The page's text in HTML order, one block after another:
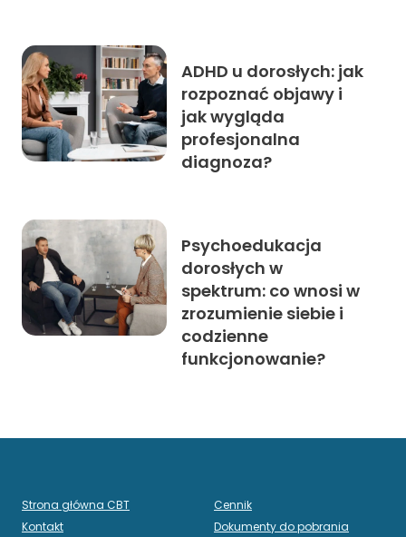
ADHD u dorosłych: jak
rozpoznać objawy i
jak wygląda
profesjonalna
diagnoza?
Psychoedukacja
dorosłych w
spektrum: co wnosi w
zrozumienie siebie i
codzienne
funkcjonowanie?
Strona główna CBT
Kontakt
Cennik
Dokumenty do pobrania